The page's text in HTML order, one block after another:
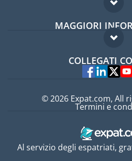
Forum per
Guida per
MAGGIORI
Domande
Esperti
COLLEGATI
Al servizio degli espatriati,
© 2026 Expat.com, All
Termini e